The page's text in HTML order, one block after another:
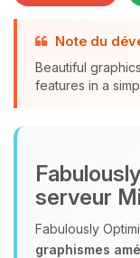
Note du
Beautiful
features in a
serveur
Fabulously
graphismes
tu as
petits